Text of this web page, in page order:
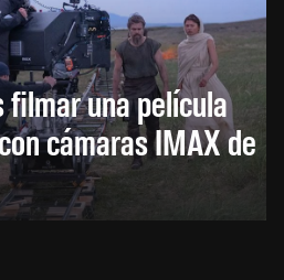
filmar una película
cámaras IMAX de